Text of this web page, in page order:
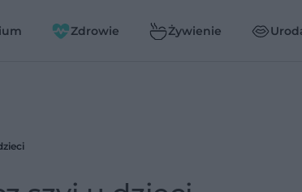
Zdrowie Żywienie